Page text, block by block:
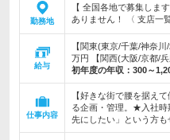
勤務地
【 全国各地で募集しま
ありません！ 〈 支店一
給与
【関東(東京/千葉/神奈
万円 【関西(大阪/京都/
初年度の年収： 300～
仕事内容
【好きな街で腰を据え
る企画・管理。★入社時
先にしたい」という方も